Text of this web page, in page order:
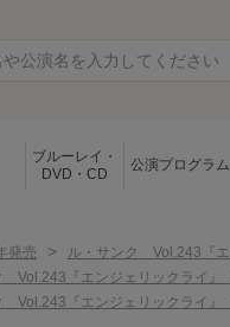
ブルーレイ・
DVD・CD
公演プログラム
発売 >
ル・サンク Vol.243『エ
Vol.243『エンジェリックライ』
Vol.243『エンジェリックライ』